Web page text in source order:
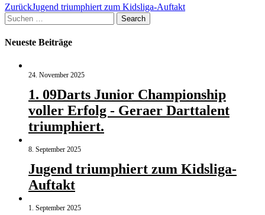
Beitragsnavigation
ZurückJugend triumphiert zum Kidsliga-Auftakt
Suchen
nach:
Search
Neueste Beiträge
24. November 2025
1. 09Darts Junior Championship
voller Erfolg - Geraer Darttalent
triumphiert.
8. September 2025
Jugend triumphiert zum Kidsliga-
Auftakt
1. September 2025